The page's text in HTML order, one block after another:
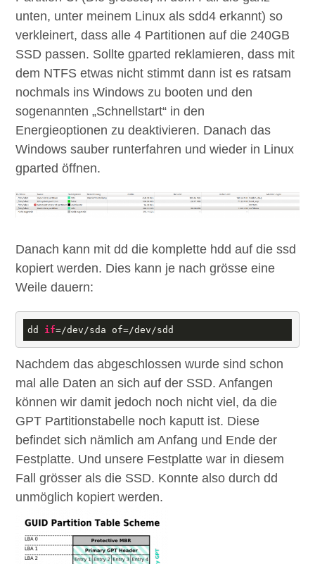
unten, unter meinem Linux als sdd4 erkannt) so
verkleinert, dass alle 4 Partitionen auf die 240GB
SSD passen. Sollte gparted reklamieren, dass mit
dem NTFS etwas nicht stimmt dann ist es ratsam
nochmals ins Windows zu booten und den
sogenannten „Schnellstart“ in den
Energieoptionen zu deaktivieren. Danach das
Windows sauber runterfahren und wieder in Linux
gparted öffnen.
Danach kann mit dd die komplette hdd auf die ssd
kopiert werden. Dies kann je nach grösse eine
Weile dauern:
dd if=/dev/sda of=/dev/sdd
Nachdem das abgeschlossen wurde sind schon
mal alle Daten an sich auf der SSD. Anfangen
können wir damit jedoch noch nicht viel, da die
GPT Partitionstabelle noch kaputt ist. Diese
befindet sich nämlich am Anfang und Ende der
Festplatte. Und unsere Festplatte war in diesem
Fall grösser als die SSD. Konnte also durch dd
unmöglich kopiert werden.